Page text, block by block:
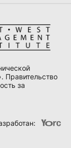
Правительство
за